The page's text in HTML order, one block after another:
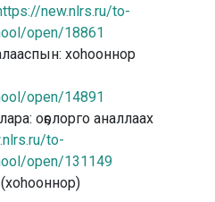
new.nlrs.ru/to-
open/18861
хоhооннор
open/14891
оҕолорго аналлаах
to-
open/131149